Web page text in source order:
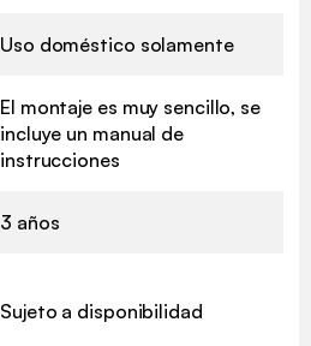
Uso doméstico solamente
El montaje es muy sencillo, se
incluye un manual de
instrucciones
3 años
Sujeto a disponibilidad